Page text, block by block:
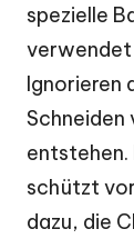
spezielle
verwendet
Ignorieren
Schneiden
entstehen.
schützt
dazu, die